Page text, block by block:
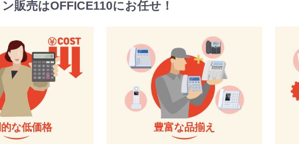
販売はOFFICE110にお任せ！
な低価格 豊富な品揃え